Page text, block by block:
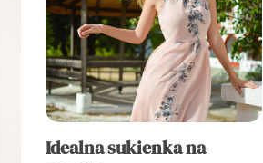
Idealna sukienka na